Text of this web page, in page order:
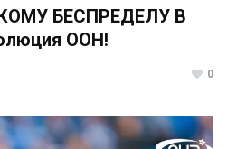
БЕСПРЕДЕЛУ В
ООН!
0